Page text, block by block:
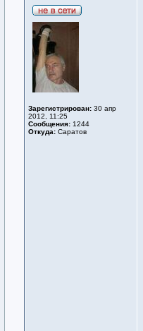
Зарегистрирован: 30 апр
2012, 11:25
Сообщения: 1244
Откуда: Саратов